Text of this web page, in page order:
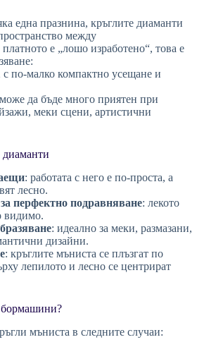
една празнина, кръглите диаманти
между
е „лошо изработено“, това е
по-малко компактно усещане и
може да бъде много приятен при
меки сцени, артистични
диаманти
: работата с него е по-проста, а
лесно.
перфектно подравняване: лекото
видимо.
: идеално за меки, размазани,
дизайни.
: кръглите мъниста се плъзгат по
лепилото и лесно се центрират
бормашини?
мъниста в следните случаи: